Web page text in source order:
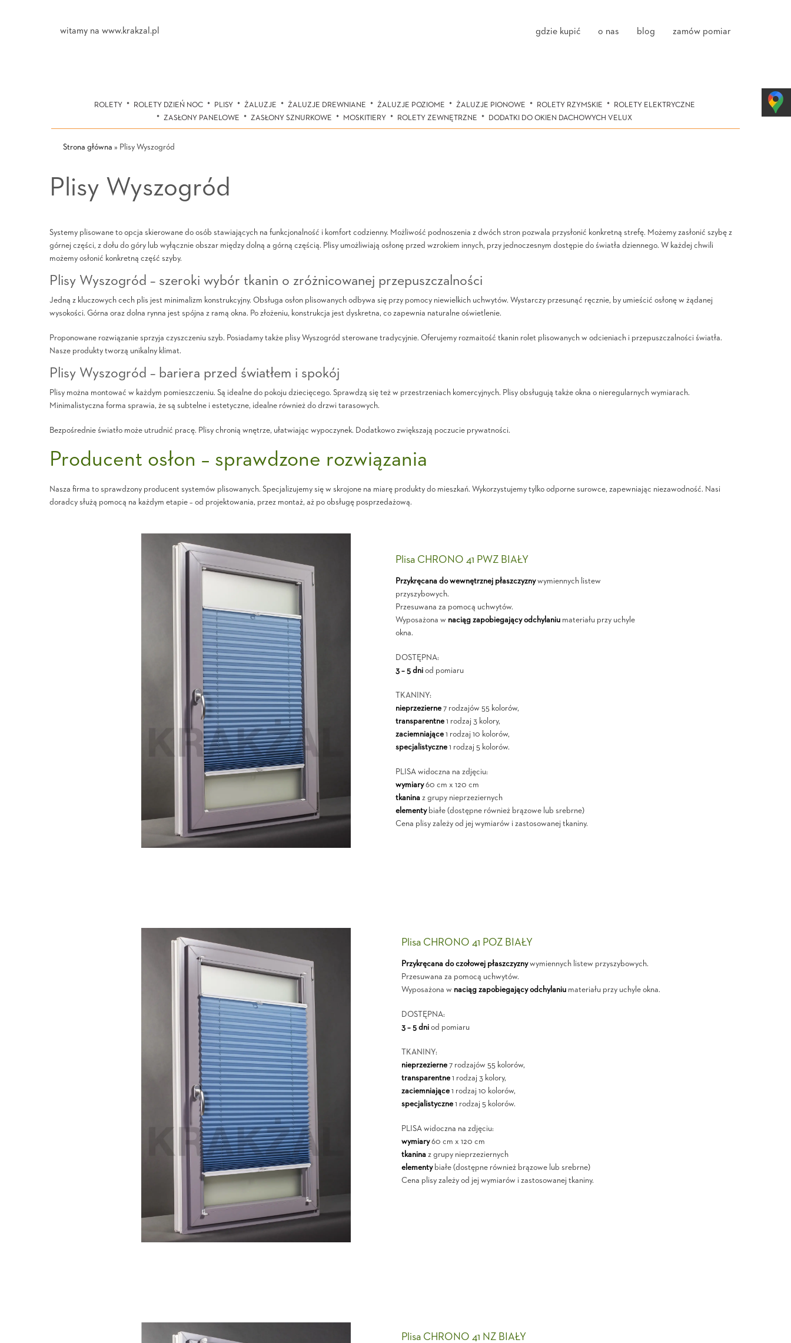
witamy na www.krakzal.pl gdzie kupić o nas blog zamów pomiar
ROLETY ROLETY DZIEŃ NOC PLISY ŻALUZJE ŻALUZJE DREWNIANE ŻALUZJE POZIOME ŻALUZJE PIONOWE ROLETY RZYMSKIE
ROLETY ELEKTRYCZNE
ZASŁONY PANELOWE
ZASŁONY SZNURKOWE MOSKITIERY ROLETY ZEWNĘTRZNE DODATKI DO OKIEN DACHOWYCH VELUX
Strona główna » Plisy Wyszogród
Plisy Wyszogród
Systemy plisowane to opcja skierowane do osób stawiających na funkcjonalność i komfort codzienny. Możliwość podnoszenia z dwóch stron pozwala przysłonić konkretną strefę. Możemy zasłonić szybę z
górnej części, z dołu do góry lub wyłącznie obszar między dolną a górną częścią. Plisy umożliwiają osłonę przed wzrokiem innych, przy jednoczesnym dostępie do światła dziennego. W każdej chwili
możemy osłonić konkretną część szyby.
Plisy Wyszogród – szeroki wybór tkanin o zróżnicowanej przepuszczalności
Jedną z kluczowych cech plis jest minimalizm konstrukcyjny. Obsługa osłon plisowanych odbywa się przy pomocy niewielkich uchwytów. Wystarczy przesunąć ręcznie, by umieścić osłonę w żądanej
wysokości. Górna oraz dolna rynna jest spójna z ramą okna. Po złożeniu, konstrukcja jest dyskretna, co zapewnia naturalne oświetlenie.
Proponowane rozwiązanie sprzyja czyszczeniu szyb. Posiadamy także plisy Wyszogród sterowane tradycyjnie. Oferujemy rozmaitość tkanin rolet plisowanych w odcieniach i przepuszczalności światła.
Nasze produkty tworzą unikalny klimat.
Plisy Wyszogród – bariera przed światłem i spokój
Plisy można montować w każdym pomieszczeniu. Są idealne do pokoju dziecięcego. Sprawdzą się też w przestrzeniach komercyjnych. Plisy obsługują także okna o nieregularnych wymiarach.
Minimalistyczna forma sprawia, że są subtelne i estetyczne, idealne również do drzwi tarasowych.
Bezpośrednie światło może utrudnić pracę. Plisy chronią wnętrze, ułatwiając wypoczynek. Dodatkowo zwiększają poczucie prywatności.
Producent osłon – sprawdzone rozwiązania
Nasza firma to sprawdzony producent systemów plisowanych. Specjalizujemy się w skrojone na miarę produkty do mieszkań. Wykorzystujemy tylko odporne surowce, zapewniając niezawodność. Nasi
doradcy służą pomocą na każdym etapie – od projektowania, przez montaż, aż po obsługę posprzedażową.
Plisa CHRONO 41 PWZ BIAŁY
Przykręcana do wewnętrznej płaszczyznywymiennych listew
przyszybowych.
Przesuwana za pomocą uchwytów.
Wyposażona w naciąg zapobiegający odchylaniumateriału przy uchyle
okna.
DOSTĘPNA:
3 – 5 dniod pomiaru
TKANINY:
nieprzezierne7 rodzajów 55 kolorów,
transparentne1 rodzaj 3 kolory,
zaciemniające1 rodzaj 10 kolorów,
specjalistyczne1 rodzaj 5 kolorów.
PLISA widoczna na zdjęciu:
wymiary60 cm x 120 cm
tkaninaz grupy nieprzeziernych
elementybiałe (dostępne również brązowe lub srebrne)
Cena plisy zależy od jej wymiarów i zastosowanej tkaniny.
Plisa CHRONO 41 POZ BIAŁY
Przykręcana do czołowej płaszczyznywymiennych listew przyszybowych.
Przesuwana za pomocą uchwytów.
Wyposażona w naciąg zapobiegający odchylaniu materiału przy uchyle okna.
DOSTĘPNA:
3 – 5 dni od pomiaru
TKANINY:
nieprzezierne 7 rodzajów 55 kolorów,
transparentne 1 rodzaj 3 kolory,
zaciemniające 1 rodzaj 10 kolorów,
specjalistyczne 1 rodzaj 5 kolorów.
PLISA widoczna na zdjęciu:
wymiary60 cm x 120 cm
tkanina z grupy nieprzeziernych
elementybiałe (dostępne również brązowe lub srebrne)
Cena plisy zależy od jej wymiarów i zastosowanej tkaniny.
Plisa CHRONO 41 NZ BIAŁY